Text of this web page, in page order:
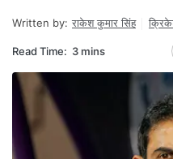
Written by: राकेश कुमार सिंह
Read Time: 3 mins